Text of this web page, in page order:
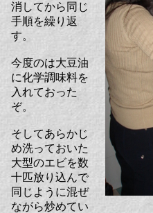
消してから同じ
手順を繰り返
す。
今度のは大豆油
に化学調味料を
入れておった
ぞ。
そしてあらかじ
め洗っておいた
大型のエビを数
十匹放り込んで
同じように混ぜ
ながら炒めてい